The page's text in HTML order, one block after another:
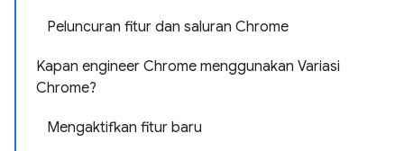
Peluncuran fitur dan saluran Chrome
Kapan engineer Chrome menggunakan Variasi
Chrome?
Mengaktifkan fitur baru